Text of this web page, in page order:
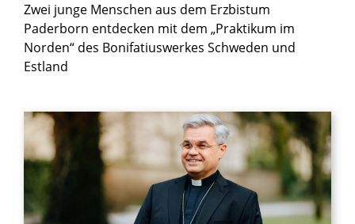
Zwei junge Menschen aus dem Erzbistum
Paderborn entdecken mit dem „Praktikum im
Norden“ des Bonifatiuswerkes Schweden und
Estland